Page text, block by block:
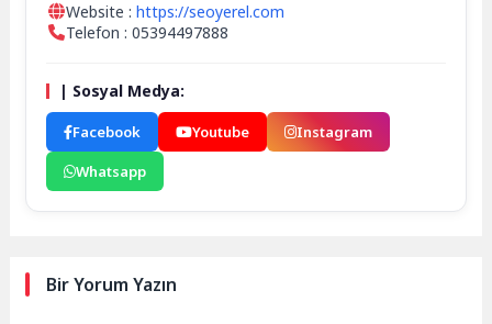
Website :https://seoyerel.com
Telefon : 05394497888
| Sosyal Medya:
Facebook Youtube
Instagram
Whatsapp
Bir Yorum Yazın